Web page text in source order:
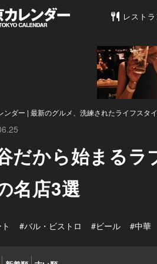
東京カレ
レスト
ンダー | 最新のグルメ、洗練されたライフスタ
だから始まるラ
名店3選
#バル・ビストロ #ビール #中華